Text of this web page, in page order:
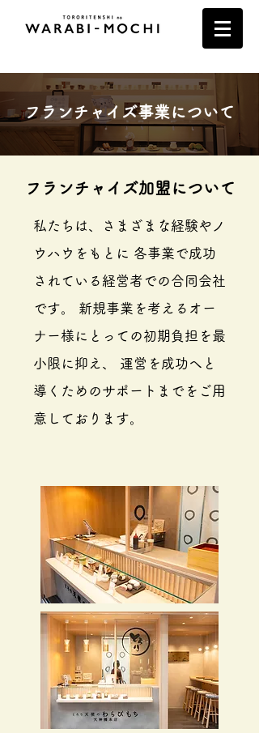
​フランチャイズ事業について
​フランチャイズ加盟について
私たちは、さまざまな経験やノ
ウハウをもとに 各事業で成功
されている経営者での合同会社
です。 新規事業を考えるオー
ナー様にとっての初期負担を最
小限に抑え、 運営を成功へと
導くためのサポートまでをご用
意しております。